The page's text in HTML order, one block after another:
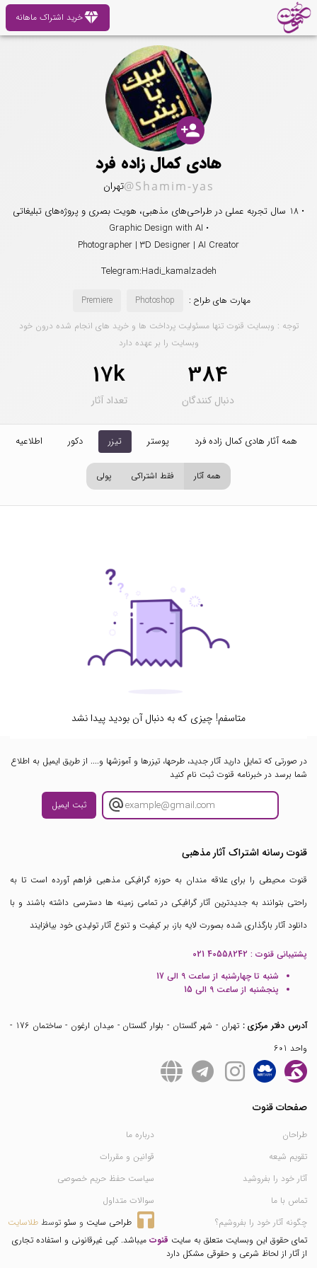
diamondخرید اشتراک ماهانه
person_add
هادی کمال زاده فرد
@Shamim-yasتهران
• 18 سال تجربه عملی در طراحی‌های مذهبی، هویت بصری و پروژه‌های تبلیغاتی
• Graphic Design with AI
Photographer | 3D Designer | AI Creator
Telegram:Hadi_kamalzadeh
مهارت های طراح : Photoshop
Premiere
توجه : وبسایت قنوت تنها مسئولیت پرداخت ها و خرید های انجام شده درون خود
وبسایت را بر عهده دارد
384
دنبال کنندگان
17k
تعداد آثار
همه آثار هادی کمال زاده فرد پوستر تیزر دکور اطلاعیه
همه آثار فقط اشتراکی پولی
متاسفم! چیزی که به دنبال آن بودید پیدا نشد
در صورتی که تمایل دارید آثار جدید، طرحها، تیزرها و آموزشها و.... از طریق ایمیل به اطلاع
شما برسد در خبرنامه قنوت ثبت نام کنید
ثبت ایمیل
قنوت رسانه اشتراک آثار مذهبی
قنوت محیطی را برای علاقه مندان به حوزه گرافیکی مذهبی فراهم آورده است تا به
راحتی بتوانند به جدیدترین آثار گرافیکی در تمامی زمینه ها دسترسی داشته باشند و با
دانلود آثار بارگذاری شده بصورت لایه باز، بر کیفیت و تنوع آثار تولیدی خود بیافزایند
پشتیبانی قنوت : 021 40558242
شنبه تا چهارشنبه از ساعت 9 الی 17
پنجشنبه از ساعت 9 الی 15
آدرس دفتر مرکزی :
تهران - شهر گلستان - بلوار گلستان - میدان ارغون - ساختمان 176 -
واحد 601
صفحات قنوت
طراحان
تقویم شیعه
آثار خود را بفروشید
تماس با ما
چگونه آثار خود را بفروشیم؟
درباره ما
قوانین و مقررات
سیاست حفظ حریم خصوصی
سوالات متداول
طراحی سایت و سئو توسط طلاسایت
تمای حقوق این وبسایت متعلق به سایت قنوت میباشد. کپی غیرقانونی و استفاده تجاری
از آثار از لحاظ شرعی و حقوقی مشکل دارد